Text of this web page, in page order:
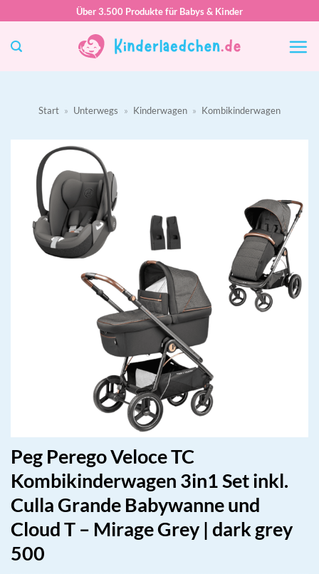
springen
Über 3.500 Produkte für Babys & Kinder
Start » Unterwegs » Kinderwagen » Kombikinderwagen
Peg Perego Veloce TC
Kombikinderwagen 3in1 Set inkl.
Culla Grande Babywanne und
Cloud T – Mirage Grey | dark grey
500